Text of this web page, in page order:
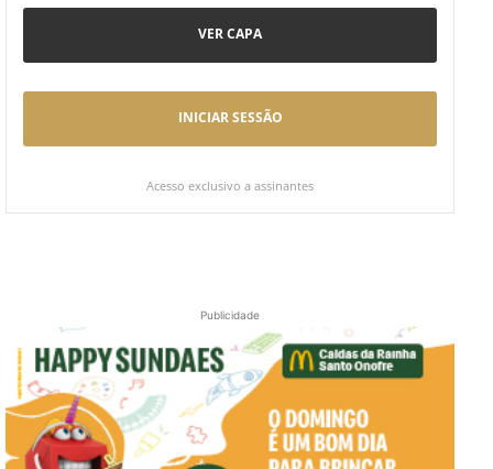
VER CAPA
INICIAR SESSÃO
Acesso exclusivo a assinantes
Publicidade